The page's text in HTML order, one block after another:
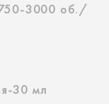
750-3000 об./
30 мл